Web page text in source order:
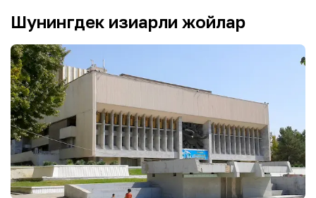
Шунингдек қизиқарли жойлар